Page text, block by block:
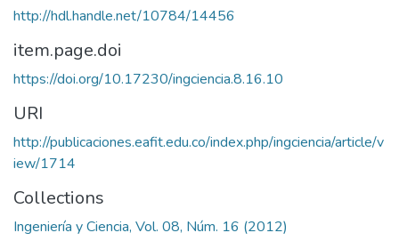
http://hdl.handle.net/10784/14456
item.page.doi
https://doi.org/10.17230/ingciencia.8.16.10
URI
http://publicaciones.eafit.edu.co/index.php/ingciencia/article/v
iew/1714
Collections
Ingeniería y Ciencia, Vol. 08, Núm. 16 (2012)